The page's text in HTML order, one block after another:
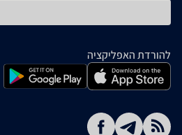
להורדת האפליקציה